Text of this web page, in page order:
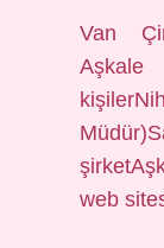
Van
Aşkale
web